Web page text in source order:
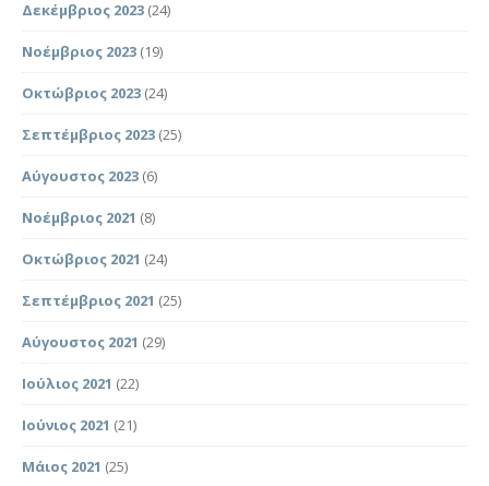
Δεκέμβριος 2023 (24)
Νοέμβριος 2023 (19)
Οκτώβριος 2023 (24)
Σεπτέμβριος 2023 (25)
Αύγουστος 2023 (6)
Νοέμβριος 2021 (8)
Οκτώβριος 2021 (24)
Σεπτέμβριος 2021 (25)
Αύγουστος 2021 (29)
Ιούλιος 2021 (22)
Ιούνιος 2021 (21)
Μάιος 2021 (25)